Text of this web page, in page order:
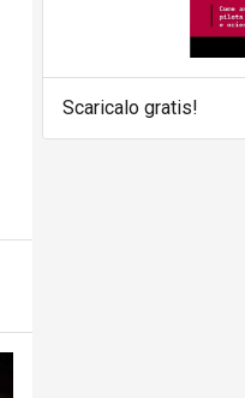
Scaricalo gratis!